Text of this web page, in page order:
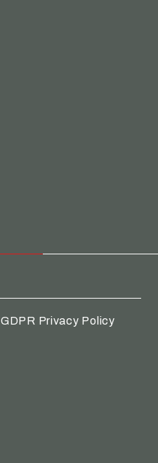
GDPR Privacy Policy